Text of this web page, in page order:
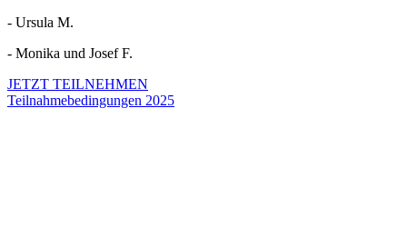
- Ursula M.
- Monika und Josef F.
JETZT TEILNEHMEN
Teilnahmebedingungen 2025